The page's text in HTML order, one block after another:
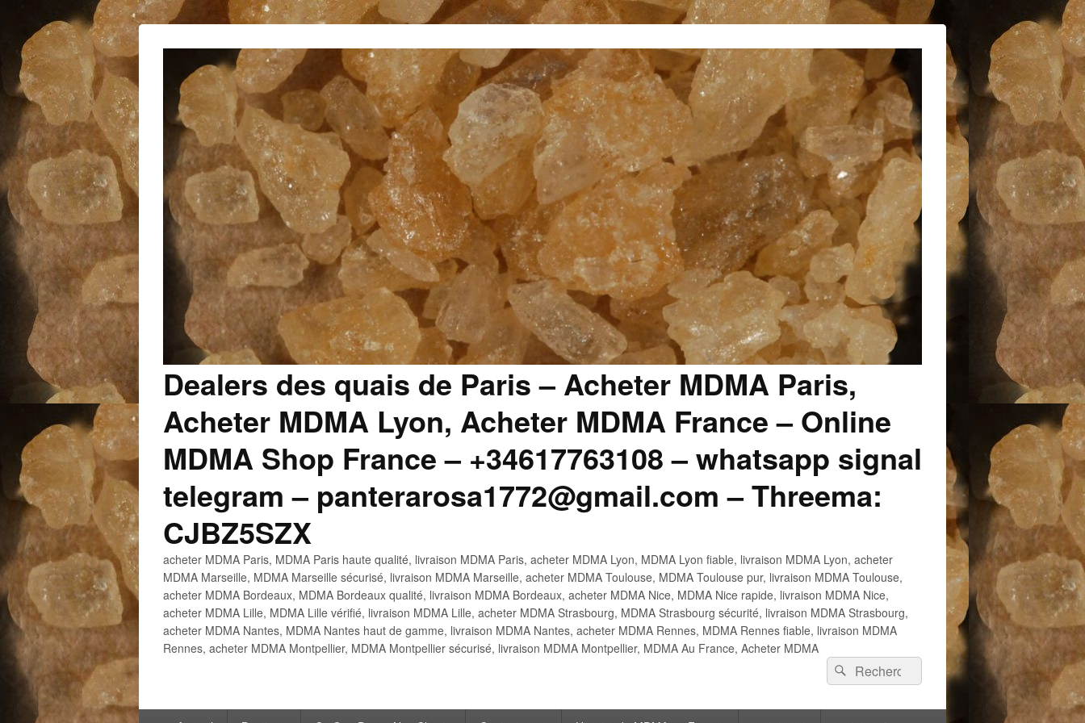
Dealers des quais de Paris – Acheter MDMA Paris,
Acheter MDMA Lyon, Acheter MDMA France – Online
MDMA Shop France – +34617763108 – whatsapp signal
telegram – panterarosa1772@gmail.com – Threema:
CJBZ5SZX
acheter MDMA Paris, MDMA Paris haute qualité, livraison MDMA Paris, acheter MDMA Lyon, MDMA Lyon fiable, livraison MDMA Lyon, acheter
MDMA Marseille, MDMA Marseille sécurisé, livraison MDMA Marseille, acheter MDMA Toulouse, MDMA Toulouse pur, livraison MDMA Toulouse,
acheter MDMA Bordeaux, MDMA Bordeaux qualité, livraison MDMA Bordeaux, acheter MDMA Nice, MDMA Nice rapide, livraison MDMA Nice,
acheter MDMA Lille, MDMA Lille vérifié, livraison MDMA Lille, acheter MDMA Strasbourg, MDMA Strasbourg sécurité, livraison MDMA Strasbourg,
acheter MDMA Nantes, MDMA Nantes haut de gamme, livraison MDMA Nantes, acheter MDMA Rennes, MDMA Rennes fiable, livraison MDMA
Rennes, acheter MDMA Montpellier, MDMA Montpellier sécurisé, livraison MDMA Montpellier, MDMA Au France, Acheter MDMA
Recherche :
Rechercher
Menu